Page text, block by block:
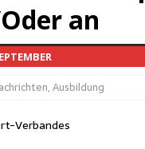
an
,Ausbildung